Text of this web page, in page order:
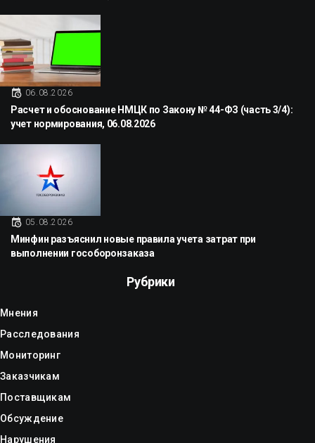
06.08.2026
Расчет и обоснование НМЦК по Закону № 44-ФЗ (часть 3/4):
учет нормирования, 06.08.2026
05.08.2026
Минфин разъяснил новые правила учета затрат при
выполнении гособоронзаказа
Рубрики
Мнения
Расследования
Мониторинг
Заказчикам
Поставщикам
Обсуждение
Нарушения